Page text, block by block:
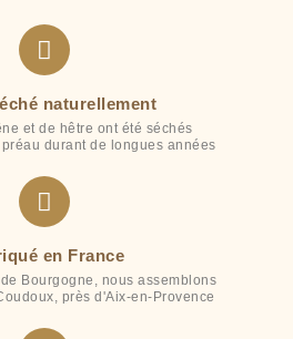
naturellement
et de hêtre ont été séchés
durant de longues années
en France
Bourgogne, nous assemblons
près d'Aix-en-Provence